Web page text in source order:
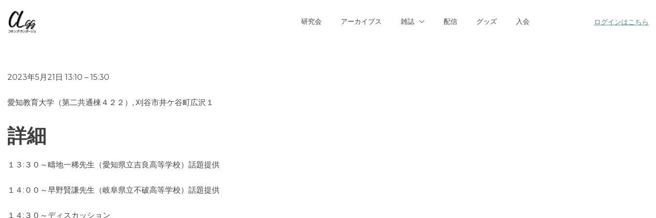
content
研究会 アーカイブス 雑誌 配信 グッズ 入会 ログインはこちら
2023年5月21日 13:10 – 15:30
愛知教育大学（第二共通棟４２２）, 刈谷市井ケ谷町広沢１
詳細
１３:３０～疇地一稀先生（愛知県立吉良高等学校）話題提供
１４:００～早野賢謙先生（岐阜県立不破高等学校）話題提供
１４:３０～ディスカッション